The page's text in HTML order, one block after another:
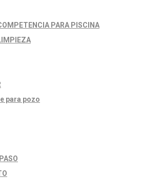
PARA PISCINA
para pozo